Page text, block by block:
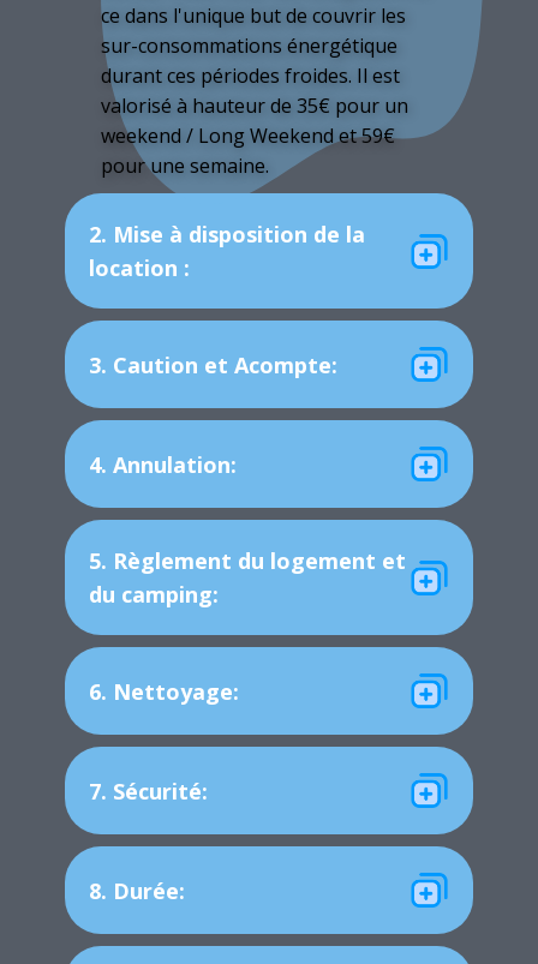
ce dans l'unique but de couvrir les
sur-consommations énergétique
durant ces périodes froides. Il est
valorisé à hauteur de 35€ pour un
weekend / Long Weekend et 59€
pour une semaine.
2. Mise à disposition de la
location :
3. Caution et Acompte:
4. Annulation:
5. Règlement du logement et
du camping:
6. Nettoyage:
7. Sécurité:
8. Durée: